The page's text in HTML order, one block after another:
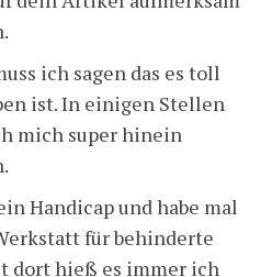
ich sagen das es toll
ist. In einigen Stellen
mich super hinein
Handicap und habe mal
für behinderte
dort hieß es immer ich